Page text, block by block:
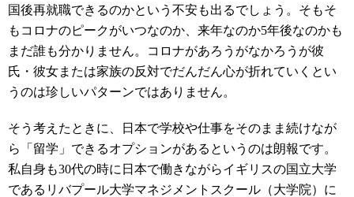
国後再就職できるのかという不安も出るでしょう。そもそ
もコロナのピークがいつなのか、来年なのか5年後なのかも
まだ誰も分かりません。コロナがあろうがなかろうが彼
氏・彼女または家族の反対でだんだん心が折れていくとい
うのは珍しいパターンではありません。
そう考えたときに、日本で学校や仕事をそのまま続けなが
ら「留学」できるオプションがあるというのは朗報です。
私自身も30代の時に日本で働きながらイギリスの国立大学
であるリバプール大学マネジメントスクール（大学院）に